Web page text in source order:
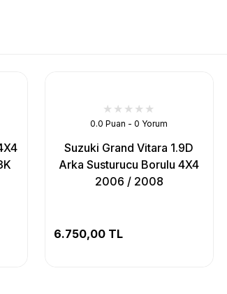
0.0 Puan - 0 Yorum
Suzuki Grand Vitara 1.9D
Arka Susturucu Borulu 4X4
2006 / 2008
6.750,00 TL